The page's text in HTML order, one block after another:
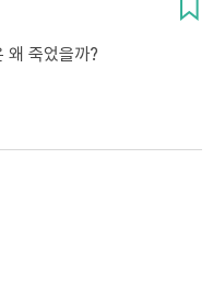
왜 죽었을까?